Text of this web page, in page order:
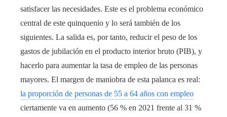
satisfacer las necesidades. Este es el problema económico
central de este quinquenio y lo será también de los
siguientes. La salida es, por tanto, reducir el peso de los
gastos de jubilación en el producto interior bruto (PIB), y
hacerlo para aumentar la tasa de empleo de las personas
mayores. El margen de maniobra de esta palanca es real:
la proporción de personas de 55 a 64 años con empleo
ciertamente va en aumento (56 % en 2021 frente al 31 %